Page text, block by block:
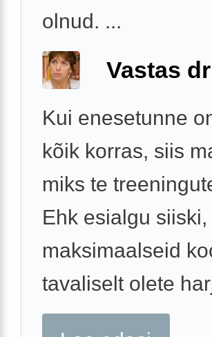
olnud. ...
Vastas
Kui enesetunne
kõik korras, siis
miks te
Ehk esialgu
maksimaalseid
tavaliselt olete